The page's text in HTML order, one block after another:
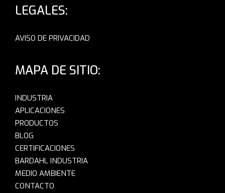
LEGALES:
AVISO DE PRIVACIDAD
MAPA DE SITIO:
INDUSTRIA
APLICACIONES
PRODUCTOS
BLOG
CERTIFICACIONES
BARDAHL INDUSTRIA
MEDIO AMBIENTE
CONTACTO